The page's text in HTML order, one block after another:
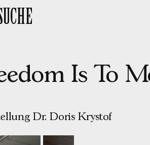
Is To
Dr. Doris Krystof